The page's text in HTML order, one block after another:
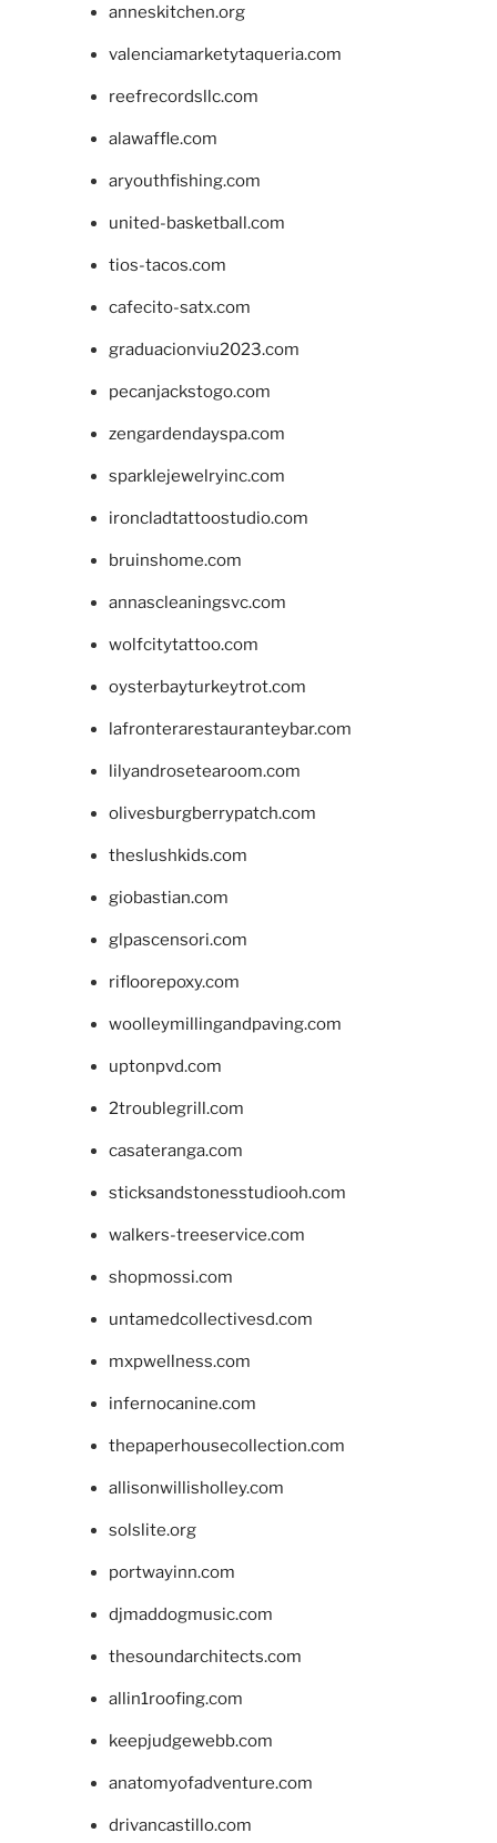
anneskitchen.org
valenciamarketytaqueria.com
reefrecordsllc.com
alawaffle.com
aryouthfishing.com
united-basketball.com
tios-tacos.com
cafecito-satx.com
graduacionviu2023.com
pecanjackstogo.com
zengardendayspa.com
sparklejewelryinc.com
ironcladtattoostudio.com
bruinshome.com
annascleaningsvc.com
wolfcitytattoo.com
oysterbayturkeytrot.com
lafronterarestauranteybar.com
lilyandrosetearoom.com
olivesburgberrypatch.com
theslushkids.com
giobastian.com
glpascensori.com
rifloorepoxy.com
woolleymillingandpaving.com
uptonpvd.com
2troublegrill.com
casateranga.com
sticksandstonesstudiooh.com
walkers-treeservice.com
shopmossi.com
untamedcollectivesd.com
mxpwellness.com
infernocanine.com
thepaperhousecollection.com
allisonwillisholley.com
solslite.org
portwayinn.com
djmaddogmusic.com
thesoundarchitects.com
allin1roofing.com
keepjudgewebb.com
anatomyofadventure.com
drivancastillo.com